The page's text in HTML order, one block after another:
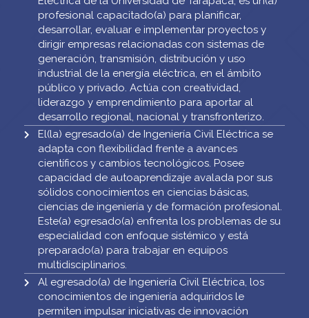
profesional capacitado(a) para planificar,
desarrollar, evaluar e implementar proyectos y
dirigir empresas relacionadas con sistemas de
generación, transmisión, distribución y uso
industrial de la energía eléctrica, en el ámbito
público y privado. Actúa con creatividad,
liderazgo y emprendimiento para aportar al
desarrollo regional, nacional y transfronterizo.
El(la) egresado(a) de Ingeniería Civil Eléctrica se
adapta con flexibilidad frente a avances
científicos y cambios tecnológicos. Posee
capacidad de autoaprendizaje avalada por sus
sólidos conocimientos en ciencias básicas,
ciencias de ingeniería y de formación profesional.
Este(a) egresado(a) enfrenta los problemas de su
especialidad con enfoque sistémico y está
preparado(a) para trabajar en equipos
multidisciplinarios.
Al egresado(a) de Ingeniería Civil Eléctrica, los
conocimientos de ingeniería adquiridos le
permiten impulsar iniciativas de innovación